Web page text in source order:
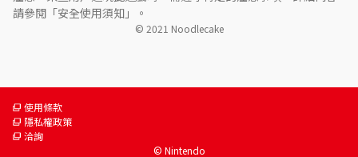
請參閱「安全使用須知」。
© 2021 Noodlecake
使用條款
隱私權政策
洽詢
© Nintendo